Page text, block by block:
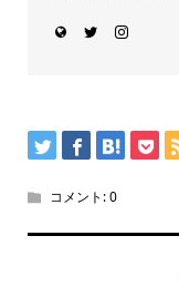
コメント:0